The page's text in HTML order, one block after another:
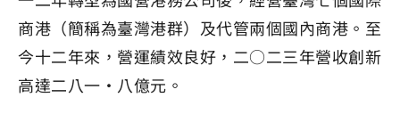
商港（簡稱為臺灣港群）及代管兩個國內商港。至
今十二年來，營運績效良好，二○二三年營收創新
高達二八一・八億元。